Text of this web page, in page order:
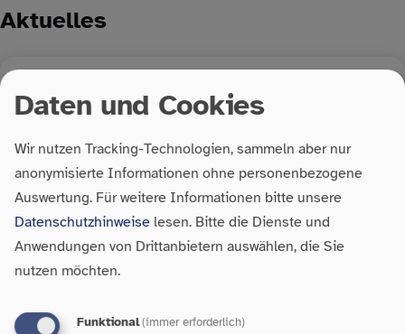
Aktuelles
30. April 2026| Aktuelles
Offener Brief Europäischer
Protesttag zur Gleichstellung von
Menschen mit Behinderungen am
05. Mai 2026
Gleichstellung von Menschen mit Behinderungen am
Daten und Cookies
Wir nutzen Tracking-Technologien, sammeln aber nur
anonymisierte Informationen ohne personenbezogene
Auswertung. Für weitere Informationen bitte unsere
Datenschutzhinweise lesen. Bitte die Dienste und
Anwendungen von Drittanbietern auswählen, die Sie
nutzen möchten.
Funktional(immer erforderlich)